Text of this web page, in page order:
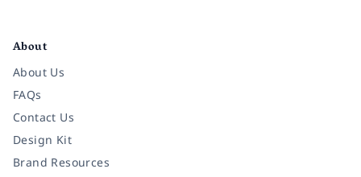
About
About Us
FAQs
Contact Us
Design Kit
Brand Resources